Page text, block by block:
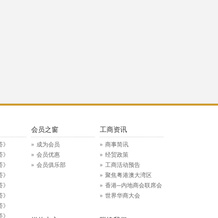
会员之窗
成为会员
会员优惠
会员俱乐部
工商资讯
商事简讯
经贸政策
工商活动预告
聚焦粤港澳大湾区
香港─内地商会联席会
世界华商大会